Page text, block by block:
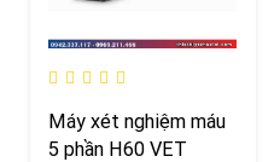
Máy xét nghiệm máu
5 phần H60 VET